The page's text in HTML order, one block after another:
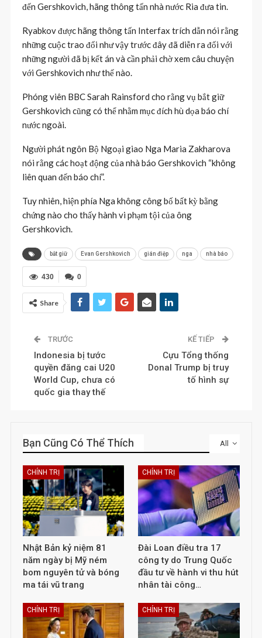
đến Gershkovich, hãng thông tấn nhà nước Ria đưa tin.
Ryabkov được hãng thông tấn Interfax trích dẫn nói rằng
những cuộc trao đổi như vậy trước đây đã diễn ra đối với
những người đã bị kết án và cần phải chờ xem câu chuyện
với Gershkovich như thế nào.
Phóng viên BBC Sarah Rainsford cho rằng vụ bắt giữ
Gershkovich cũng có thể nhằm mục đích hù dọa báo chí
nước ngoài.
Người phát ngôn Bộ Ngoại giao Nga Maria Zakharova
nói rằng các hoạt động của nhà báo Gershkovich “không
liên quan đến báo chí”.
Tuy nhiên, hiện phía Nga không công bố bất kỳ bằng
chứng nào cho thấy hành vi phạm tội của ông
Gershkovich.
bắt giữ Evan Gershkovich gián điệp nga nhà báo
0
430
Share
TRƯỚC
Indonesia bị tước
quyền đăng cai U20
World Cup, chưa có
quốc gia thay thế
KẾ TIẾP
Cựu Tổng thống
Donal Trump bị truy
tố hình sự
All
Bạn Cũng Có Thể Thích
CHÍNH TRỊ
Nhật Bản kỷ niệm 81
năm ngày bị Mỹ ném
bom nguyên tử và bóng
ma tái vũ trang
CHÍNH TRỊ
Đài Loan điều tra 17
công ty do Trung Quốc
đầu tư về hành vi thu hút
nhân tài công…
CHÍNH TRỊ CHÍNH TRỊ